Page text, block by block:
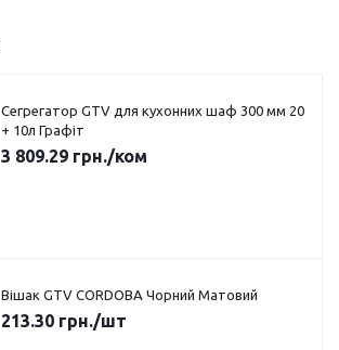
Сегрегатор GTV для кухонних шаф 300 мм 20
+ 10л Графіт
3 809.29 грн./ком
Вішак GTV CORDOBA Чорний Матовий
213.30 грн./шт